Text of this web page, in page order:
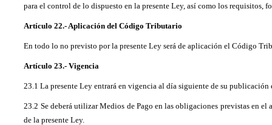
para el control de lo dispuesto en la presente Ley, así como los requisitos,
Artículo 22.- Aplicación del Código Tributario
En todo lo no previsto por la presente Ley será de aplicación el Código
Artículo 23.- Vigencia
23.1 La presente Ley entrará en vigencia al día siguiente de su
23.2 Se deberá utilizar Medios de Pago en las obligaciones previstas en
de la presente Ley.